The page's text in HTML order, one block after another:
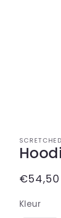
SCRETCHED
€54,50
Kleur